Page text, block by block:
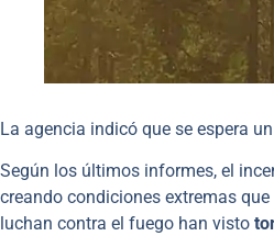
La agencia indicó que se espera
Según los últimos informes, el
creando condiciones extremas
luchan contra el fuego han visto